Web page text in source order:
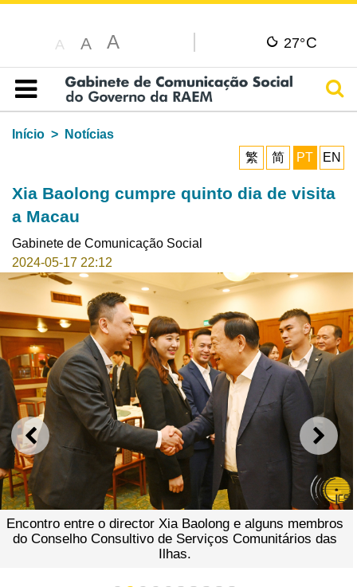
A A A 27°C
Índice
Início
Notícias
繁
简 PT EN
Xia Baolong cumpre quinto dia de visita
a Macau
Gabinete de Comunicação Social
2024-05-17 22:12
ANTERIOR
Encontro entre o director Xia Baolong e alguns membros
do Conselho Consultivo de Serviços Comunitários das
Ilhas.